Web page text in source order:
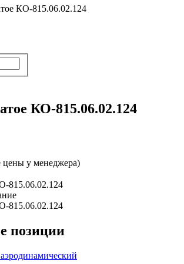
КО-815.06.02.124
КО-815.06.02.124
цены у менеджера)
815.06.02.124
815.06.02.124
позиции